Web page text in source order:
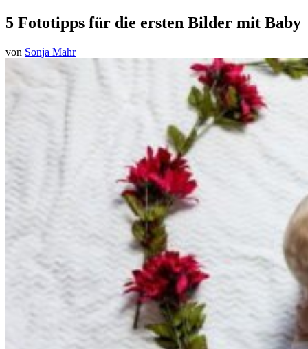
5 Fototipps für die ersten Bilder mit Baby
von Sonja Mahr